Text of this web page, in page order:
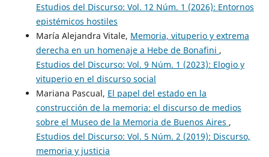
Estudios del Discurso: Vol. 12 Núm. 1 (2026): Entornos
epistémicos hostiles
María Alejandra Vitale, Memoria, vituperio y extrema
derecha en un homenaje a Hebe de Bonafini ,
Estudios del Discurso: Vol. 9 Núm. 1 (2023): Elogio y
vituperio en el discurso social
Mariana Pascual, El papel del estado en la
construcción de la memoria: el discurso de medios
sobre el Museo de la Memoria de Buenos Aires ,
Estudios del Discurso: Vol. 5 Núm. 2 (2019): Discurso,
memoria y justicia